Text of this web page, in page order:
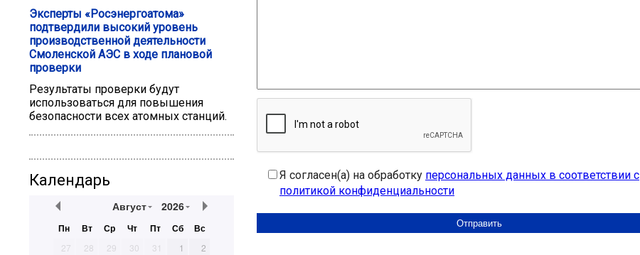
Эксперты «Росэнергоатома»
подтвердили высокий уровень
производственной деятельности
Смоленской АЭС в ходе плановой
проверки
Результаты проверки будут
использоваться для повышения
безопасности всех атомных станций.
Календарь
Август 2026
Пн Вт Ср Чт Пт Сб Вс
27 28 29 30 31 1
2
Я согласен(а) на обработку персональных данных в соответствии с
политикой конфиденциальности